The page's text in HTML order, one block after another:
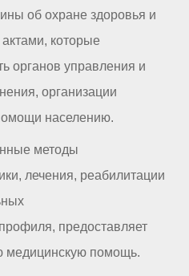
об охране здоровья и
которые
органов управления и
организации
населению.
методы
лечения, реабилитации
предоставляет
медицинскую помощь.